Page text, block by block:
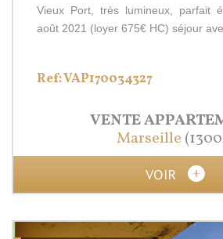
Vieux Port, très lumineux, parfait
août 2021 (loyer 675€ HC) séjour
Ref: VAP170034327
VENTE
Marseille
VOIR